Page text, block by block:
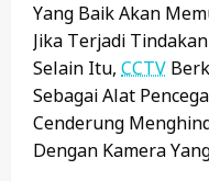
Yang Baik Akan
Jika Terjadi
Selain Itu, CCTV
Sebagai Alat
Cenderung
Dengan Kamera